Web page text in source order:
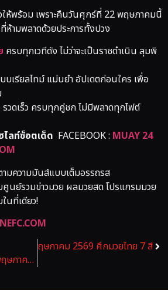
ให้พร้อม เพราะคืนวันศุกร์ที่ 22 พฤษภาคมนี้
ห้ามพลาดด้วยประการทั้งปวง
ครบทุกเวทีดัง ไม่ว่าจะเป็นราชดำเนิน ลุมพิ
บเรียลไทม์ แม่นยำ อัปเดตก่อนใคร เพื่อ
วดเร็ว ครบทุกคู่ชก ไม่มีพลาดทุกไฟต์
ลท์ซ็อตเด็ด FACEBOOK : MUAY 24
มความมันส์แบบเต็มอรรถรส
ศูนย์รวมข่าวมวย ผลมวยสด โปรแกรมมวย
นที่เดียว!
โปรแกรมมวย 16 พฤษภาคม 2569 ศึกRWS ราชดำเนิน เวิลด์ ซีรีส์
วย 17 พฤษภาคม 2569 ศึกมวยไทย 7 สี